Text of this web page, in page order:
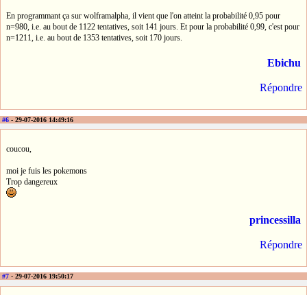
En programmant ça sur wolframalpha, il vient que l'on atteint la probabilité 0,95 pour
n=980, i.e. au bout de 1122 tentatives, soit 141 jours. Et pour la probabilité 0,99, c'est pour
n=1211, i.e. au bout de 1353 tentatives, soit 170 jours.
Ebichu
Répondre
#6 - 29-07-2016 14:49:16
coucou,
moi je fuis les pokemons
Trop dangereux
princessilla
Répondre
#7 - 29-07-2016 19:50:17